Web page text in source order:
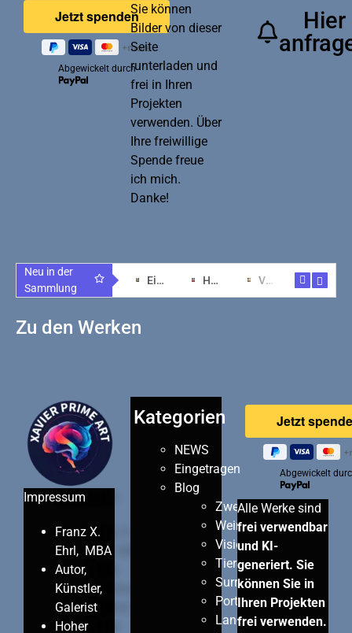
Abgewickelt durch
Sie können
Bilder von dieser
Seite
runterladen und
frei in Ihren
Projekten
verwenden. Über
Ihre freiwillige
Spende freue
ich mich.
Danke!
Hier
Neu in der
Sammlung
Schwebende Lichtwesen: Magie aus KI-Kunst Faszinierende Kunst: Tradition trifft Innovation Ein Hauch von Zen: Kunstwerk der Gelassenheit Harmonie von Herz und Technologie im Raum Verzauberung durch KI: Kunst im Einklang erleben Kunstvoll meditatives Erlebnis für Ihr Heim
Zu den Werken
Impressum
Franz X.
Ehrl, MBA
Autor,
Künstler,
Galerist
Hoher
Kategorien
NEWS
Eingetragen
Blog
Zweisamkeit
Wein
Visionen
Tiere
Surreal
Porträts
Landschaften
Abgewickelt
Alle Werke sind
frei verwendbar
und KI-
generiert. Sie
können Sie in
Ihren Projekten
frei verwenden.